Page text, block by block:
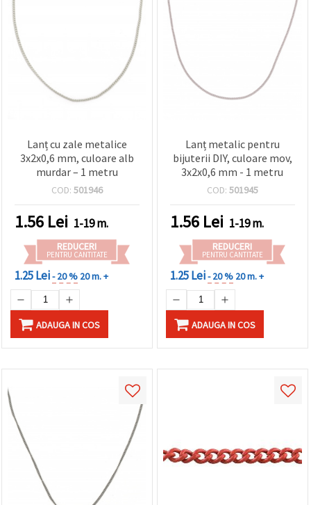
Lanț cu zale metalice
3x2x0,6 mm, culoare alb
murdar – 1 metru
COD: 501946
1.56 Lei 1-19 m.
REDUCERI
PENTRU CANTITATE
1.25 Lei- 20 % 20 m. +
ADAUGA IN COS
Lanț metalic pentru
bijuterii DIY, culoare mov,
3x2x0,6 mm - 1 metru
COD: 501945
1.56 Lei 1-19 m.
REDUCERI
PENTRU CANTITATE
1.25 Lei- 20 % 20 m. +
ADAUGA IN COS